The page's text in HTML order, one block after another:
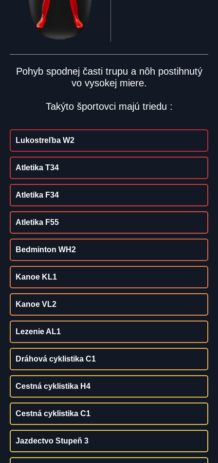
Pohyb spodnej časti trupu a nôh postihnutý
vo vysokej miere.
Takýto športovci majú triedu :
Lukostreľba W2
Atletika T34
Atletika F34
Atletika F55
Bedminton WH2
Kanoe KL1
Kanoe VL2
Lezenie AL1
Dráhová cyklistika C1
Cestná cyklistika H4
Cestná cyklistika C1
Jazdectvo Stupeň 3